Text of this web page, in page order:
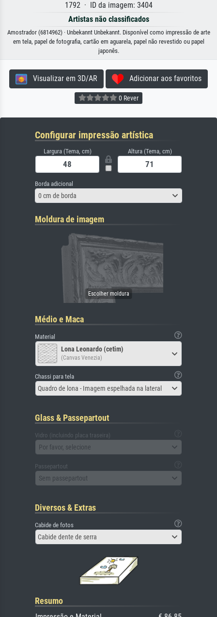
1792 · ID da imagem: 3404
Artistas não classificados
Amostrador (6814962) · Unbekannt Unbekannt. Disponível como impressão de arte
em tela, papel de fotografia, cartão em aguarela, papel não revestido ou papel
japonês.
Visualizar em 3D/AR Adicionar aos favoritos
0 Rever
Configurar impressão artística
Largura (Tema, cm) Altura (Tema, cm)
Borda adicional
0 cm de borda
Moldura de imagem
Médio e Maca
Material
Lona Leonardo (cetim)
(Canvas Venezia)
Chassi para tela
Quadro de lona - Imagem espelhada na lateral
Glass & Passepartout
Vidro (incluindo placa traseira)
Por favor, selecione
Passepartout
Sem passepartout
Diversos & Extras
Cabide de fotos
Cabide dente de serra
Resumo